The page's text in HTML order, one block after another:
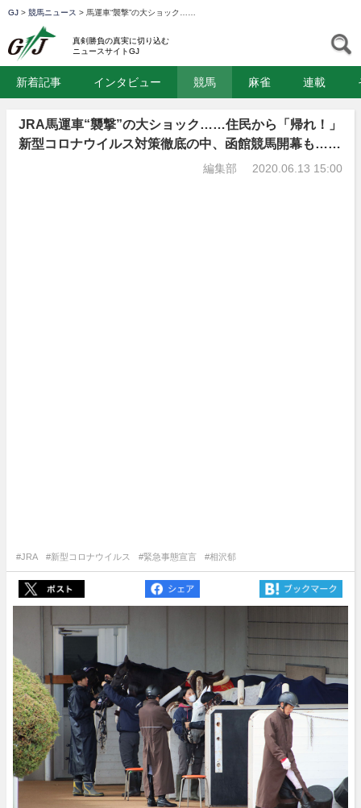
GJ > 競馬ニュース > 馬運車“襲撃”の大ショック……
真剣勝負の真実に切り込む
ニュースサイトGJ
新着記事 インタビュー 競馬 麻雀 連載
JRA馬運車“襲撃”の大ショック……住民から「帰れ！」
新型コロナウイルス対策徹底の中、函館競馬開幕も……
編集部 2020.06.13 15:00
#JRA #新型コロナウイルス #緊急事態宣言 #相沢郁